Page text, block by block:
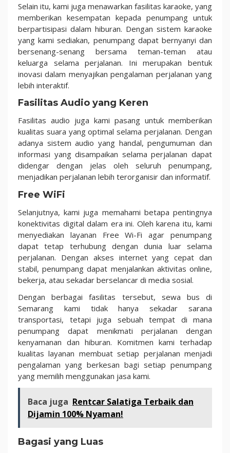
Selain itu, kami juga menawarkan fasilitas karaoke, yang
memberikan kesempatan kepada penumpang untuk
berpartisipasi dalam hiburan. Dengan sistem karaoke
yang kami sediakan, penumpang dapat bernyanyi dan
bersenang-senang bersama teman-teman atau
keluarga selama perjalanan. Ini merupakan bentuk
inovasi dalam menyajikan pengalaman perjalanan yang
lebih interaktif.
Fasilitas Audio yang Keren
Fasilitas audio juga kami pasang untuk memberikan
kualitas suara yang optimal selama perjalanan. Dengan
adanya sistem audio yang handal, pengumuman dan
informasi yang disampaikan selama perjalanan dapat
didengar dengan jelas oleh seluruh penumpang,
menjadikan perjalanan lebih terorganisir dan informatif.
Free WiFi
Selanjutnya, kami juga memahami betapa pentingnya
konektivitas digital dalam era ini. Oleh karena itu, kami
menyediakan layanan Free Wi-Fi agar penumpang
dapat tetap terhubung dengan dunia luar selama
perjalanan. Dengan akses internet yang cepat dan
stabil, penumpang dapat menjalankan aktivitas online,
bekerja, atau sekadar berselancar di media sosial.
Dengan berbagai fasilitas tersebut, sewa bus di
Semarang kami tidak hanya sekadar sarana
transportasi, tetapi juga sebuah tempat di mana
penumpang dapat menikmati perjalanan dengan
kenyamanan dan hiburan. Komitmen kami terhadap
kualitas layanan membuat setiap perjalanan menjadi
pengalaman yang berkesan bagi setiap penumpang
yang memilih menggunakan jasa kami.
Baca juga Rentcar Salatiga Terbaik dan
Dijamin 100% Nyaman!
Bagasi yang Luas